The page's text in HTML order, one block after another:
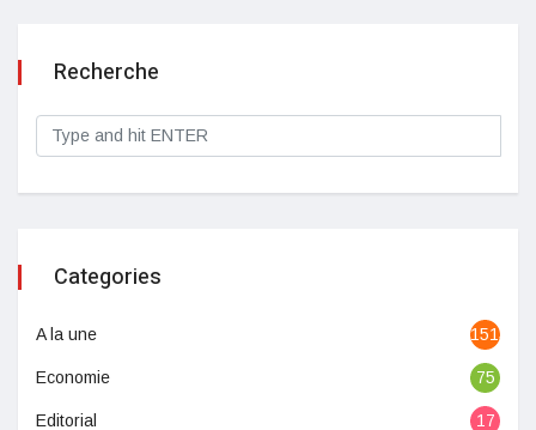
Recherche
Categories
A la une 1513
Economie 75
Editorial 17